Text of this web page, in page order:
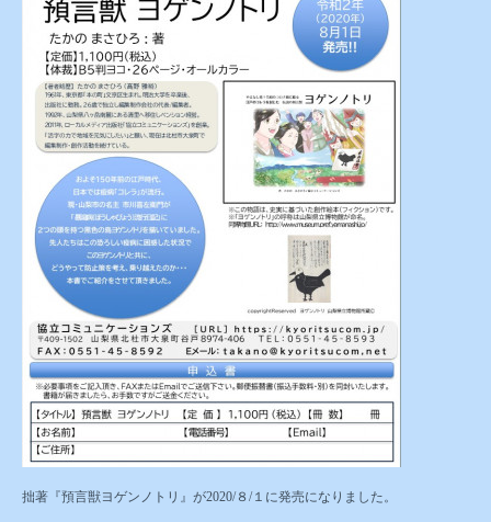
拙著『預言獣ヨゲンノトリ』が2020/８/１に発売になりました。